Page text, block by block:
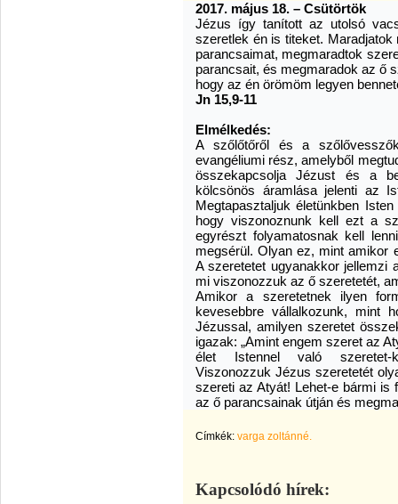
2017. május 18. – Csütörtök
Jézus így tanított az utolsó
szeretlek én is titeket.
parancsaimat, megmaradtok
parancsait, és megmaradok az ő
hogy az én örömöm legyen
Jn 15,9-11
Elmélkedés:
A szőlőtőről és a
evangéliumi rész, amelyből
összekapcsolja Jézust és a
kölcsönös áramlása jelenti az
Megtapasztaljuk életünkben
hogy viszonoznunk kell ezt a
egyrészt folyamatosnak kell
megsérül. Olyan ez, mint amikor
A szeretetet ugyanakkor jellemzi
mi viszonozzuk az ő szeretetét,
Amikor a szeretetnek ilyen
kevesebbre vállalkozunk, mint
Jézussal, amilyen szeretet
igazak: „Amint engem szeret az
élet Istennel való szeretet-
Viszonozzuk Jézus szeretetét
szereti az Atyát! Lehet-e bármi is
az ő parancsainak útján és
Címkék: varga zoltánné.
Kapcsolódó hírek: